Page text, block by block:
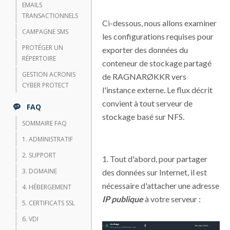
EMAILS
TRANSACTIONNELS
CAMPAGNE SMS
PROTÉGER UN
RÉPERTOIRE
GESTION ACRONIS
CYBER PROTECT
FAQ
SOMMAIRE FAQ
1. ADMINISTRATIF
2. SUPPORT
3. DOMAINE
4. HÉBERGEMENT
5. CERTIFICATS SSL
6. VDI
Ci-dessous, nous allons examiner
les configurations requises pour
exporter des données du
conteneur de stockage partagé
de RAGNARØKKR vers
l'instance externe. Le flux décrit
convient à tout serveur de
stockage basé sur NFS.
1. Tout d'abord, pour partager
des données sur Internet, il est
nécessaire d'attacher une adresse
IP publiqueà votre serveur :